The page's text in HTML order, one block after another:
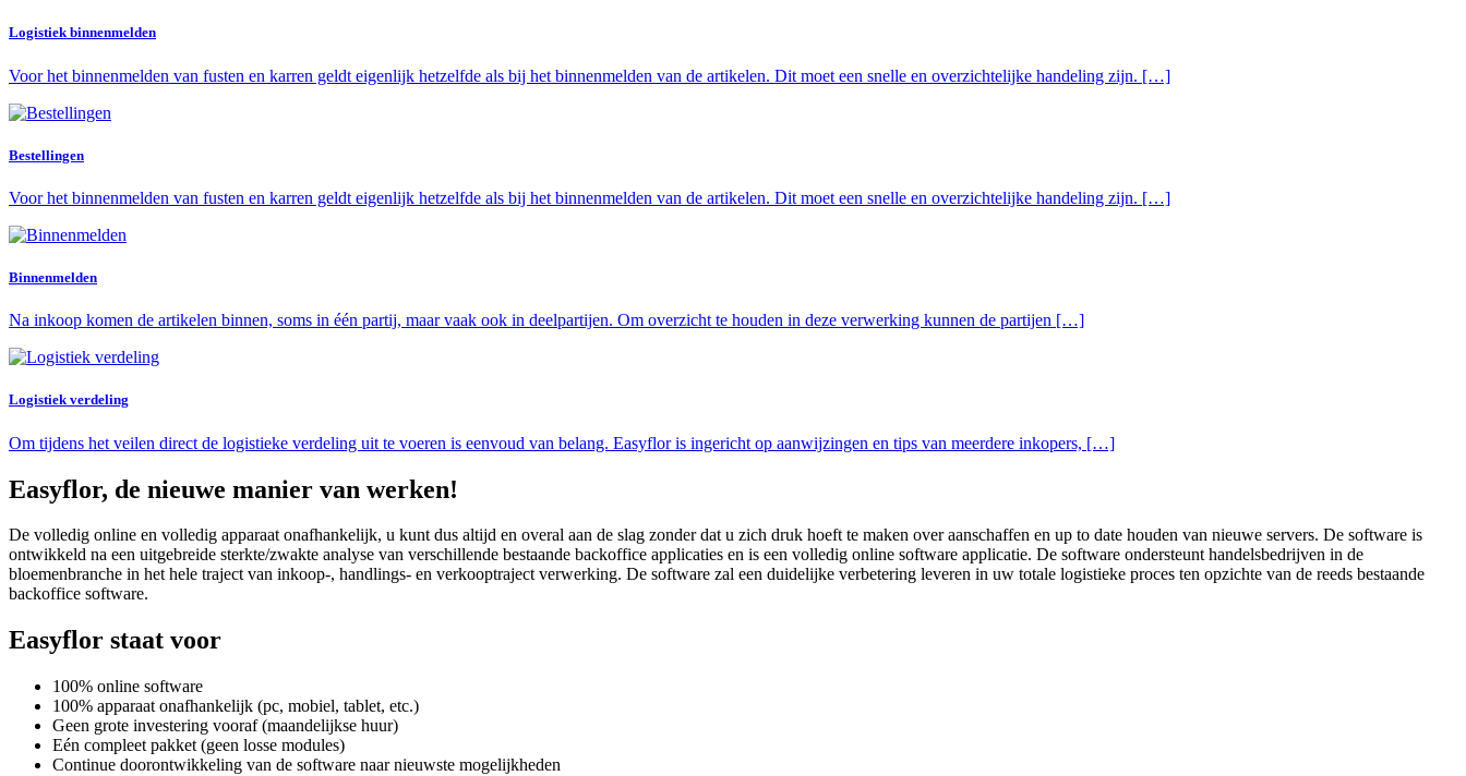
Logistiek binnenmelden
Voor het binnenmelden van fusten en karren geldt eigenlijk hetzelfde als bij het binnenmelden van de artikelen. Dit moet een snelle en overzichtelijke handeling zijn. […]
Bestellingen
Voor het binnenmelden van fusten en karren geldt eigenlijk hetzelfde als bij het binnenmelden van de artikelen. Dit moet een snelle en overzichtelijke handeling zijn. […]
Binnenmelden
Na inkoop komen de artikelen binnen, soms in één partij, maar vaak ook in deelpartijen. Om overzicht te houden in deze verwerking kunnen de partijen […]
Logistiek verdeling
Om tijdens het veilen direct de logistieke verdeling uit te voeren is eenvoud van belang. Easyflor is ingericht op aanwijzingen en tips van meerdere inkopers, […]
Easyflor, de nieuwe manier van werken!
De volledig online en volledig apparaat onafhankelijk, u kunt dus altijd en overal aan de slag zonder dat u zich druk hoeft te maken over aanschaffen en up to date houden van nieuwe servers. De software is
ontwikkeld na een uitgebreide sterkte/zwakte analyse van verschillende bestaande backoffice applicaties en is een volledig online software applicatie. De software ondersteunt handelsbedrijven in de
bloemenbranche in het hele traject van inkoop-, handlings- en verkooptraject verwerking. De software zal een duidelijke verbetering leveren in uw totale logistieke proces ten opzichte van de reeds bestaande
backoffice software.
Easyflor staat voor
100% online software
100% apparaat onafhankelijk (pc, mobiel, tablet, etc.)
Geen grote investering vooraf (maandelijkse huur)
Eén compleet pakket (geen losse modules)
Continue doorontwikkeling van de software naar nieuwste mogelijkheden